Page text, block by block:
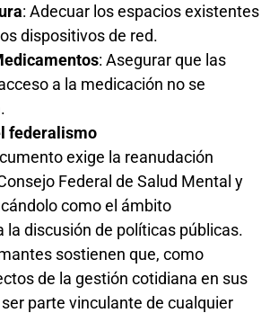
: Adecuar los espacios existentes
dispositivos de red.
: Asegurar que las
a la medicación no se
federalismo
exige la reanudación
Federal de Salud Mental y
como el ámbito
la discusión de políticas públicas.
sostienen que, como
de la gestión cotidiana en sus
parte vinculante de cualquier